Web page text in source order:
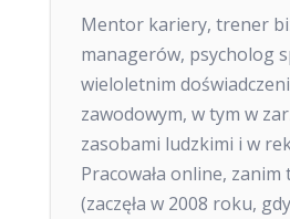
Mentor kariery, trener
managerów, psycholog
wieloletnim
zawodowym, w tym w
zasobami ludzkimi i w
Pracowała online, zanim
(zaczęła w 2008 roku,